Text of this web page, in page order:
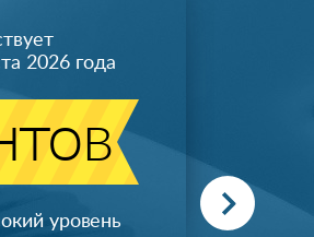
2026 года
уровень